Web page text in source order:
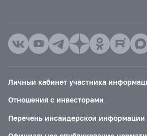
Личный кабинет участника
Отношения с инвесторами
Перечень инсайдерской информации